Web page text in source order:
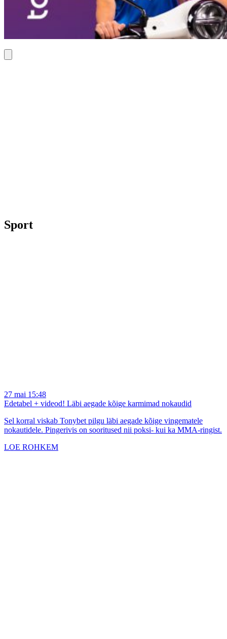
Sport
27 mai 15:48
Edetabel + videod! Läbi aegade kõige karmimad nokaudid
Sel korral viskab Tonybet pilgu läbi aegade kõige vingematele
nokautidele. Pingerivis on sooritused nii poksi- kui ka MMA-ringist.
LOE ROHKEM